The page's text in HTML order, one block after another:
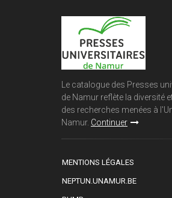
Le catalogue des Presses
de Namur reflète la diversité
des recherches menées à
Namur. Continuer
MENTIONS LÉGALES
NEPTUN.UNAMUR.BE